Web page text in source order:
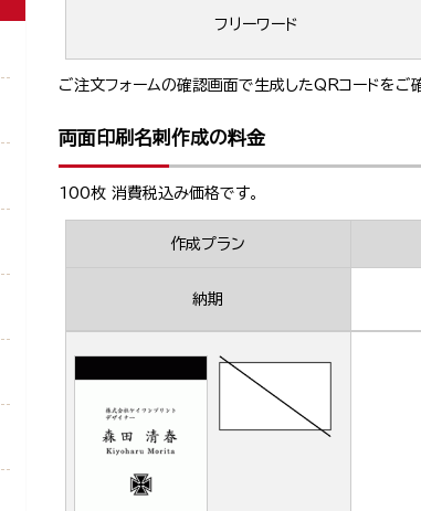
フリーワード
ご注文フォームの確認画面で生成したQRコードをご
両面印刷名刺作成の料金
100枚 消費税込み価格です。
作成プラン
納期